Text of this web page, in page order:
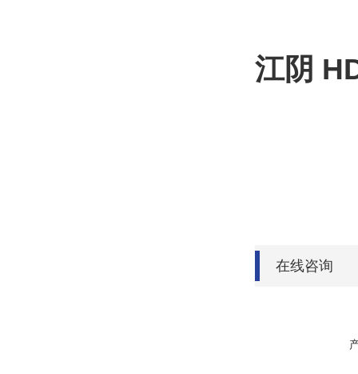
江阴
在线咨询